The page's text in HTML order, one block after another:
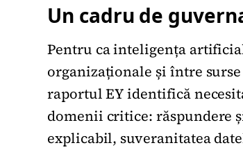
Un cadru de
Pentru ca inteligența
organizaționale și între
raportul EY identifică
domenii critice: răspundere
explicabil, suveranitatea